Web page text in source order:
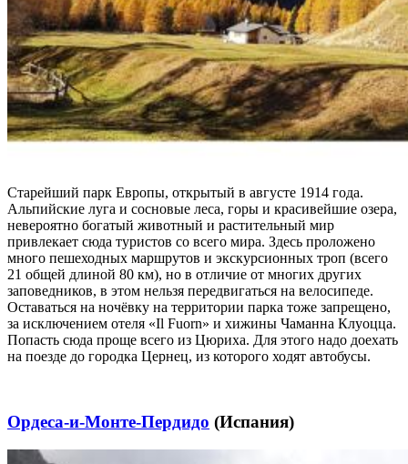
Старейший парк Европы, открытый в августе 1914 года.
Альпийские луга и сосновые леса, горы и красивейшие озера,
невероятно богатый животный и растительный мир
привлекает сюда туристов со всего мира. Здесь проложено
много пешеходных маршрутов и экскурсионных троп (всего
21 общей длиной 80 км), но в отличие от многих других
заповедников, в этом нельзя передвигаться на велосипеде.
Оставаться на ночёвку на территории парка тоже запрещено,
за исключением отеля «Il Fuorn» и хижины Чаманна Клуоцца.
Попасть сюда проще всего из Цюриха. Для этого надо доехать
на поезде до городка Цернец, из которого ходят автобусы.
Ордеса-и-Монте-Пердидо (Испания)